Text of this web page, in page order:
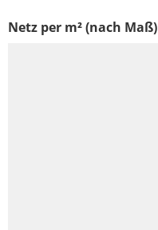
Netz per m² (nach Maß)